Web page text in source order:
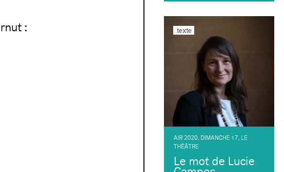
:
.texte
AIR 2020, DIMANCHE 17, LE
THÉÂTRE
Le mot de Lucie